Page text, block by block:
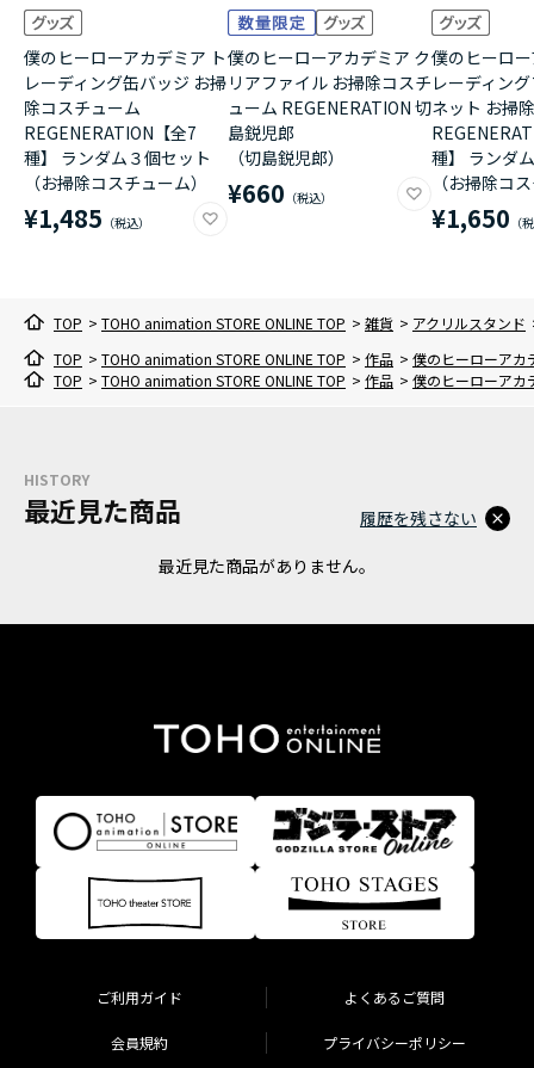
僕のヒーローアカデミア ト
レーディング缶バッジ お掃
除コスチューム
REGENERATION【全7
種】 ランダム３個セット
（お掃除コスチューム）
¥1,485
僕のヒーローアカデミア ク
リアファイル お掃除コスチ
ューム REGENERATION 切
島鋭児郎
（切島鋭児郎）
¥660
僕のヒーロ
レーディン
ネット お掃
種】 ランダ
（お掃除コ
¥1,650
TOP > TOHO animation STORE ONLINE TOP > 雑貨 > アクリルスタンド
TOP > TOHO animation STORE ONLINE TOP > 作品 > 僕のヒーローアカ
TOP > TOHO animation STORE ONLINE TOP > 作品 > 僕のヒーローアカ
HISTORY
最近見た商品
最近見た商品がありません。
履歴を残さない
ご利用ガイド よくあるご質問
会員規約 プライバシーポリシー